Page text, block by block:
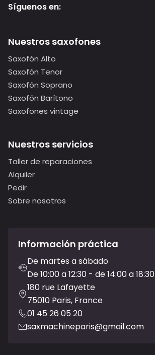
Síguenos en:
Nuestros saxofones
Saxofón Alto
Saxofón Tenor
Saxofón Soprano
Saxofón Barítono
Saxofones vintage
Nuestros servicios
Taller de reparaciones
Alquiler
Pedir
Sobre nosotros
Información práctica
De martes a sábado
De 10:00 a 12:30 - de 14:00 a 18:30
180 rue Lafayette
75010 Paris, France
01 45 26 05 20
saxmachineparis@gmail.com